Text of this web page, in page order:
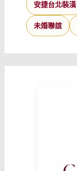
安捷台北裝潢
未婚聯誼